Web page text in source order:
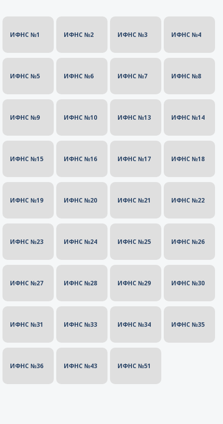
ИФНС №1 ИФНС №2 ИФНС №3 ИФНС №4
ИФНС №5 ИФНС №6 ИФНС №7 ИФНС №8
ИФНС №9 ИФНС №10 ИФНС №13 ИФНС №14
ИФНС №15 ИФНС №16 ИФНС №17 ИФНС №18
ИФНС №19 ИФНС №20 ИФНС №21 ИФНС №22
ИФНС №23 ИФНС №24 ИФНС №25 ИФНС №26
ИФНС №27 ИФНС №28 ИФНС №29 ИФНС №30
ИФНС №31 ИФНС №33 ИФНС №34 ИФНС №35
ИФНС №36 ИФНС №43 ИФНС №51